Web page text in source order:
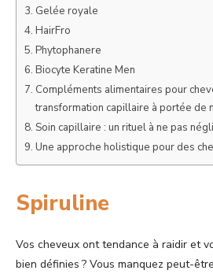
Gelée royale
HairFro
Phytophanere
Biocyte Keratine Men
Compléments alimentaires pour
transformation capillaire à portée de
Soin capillaire : un rituel à ne pas
Une approche holistique pour des
Spiruline
Vos cheveux ont tendance à raidir et
bien définies ? Vous manquez peut-